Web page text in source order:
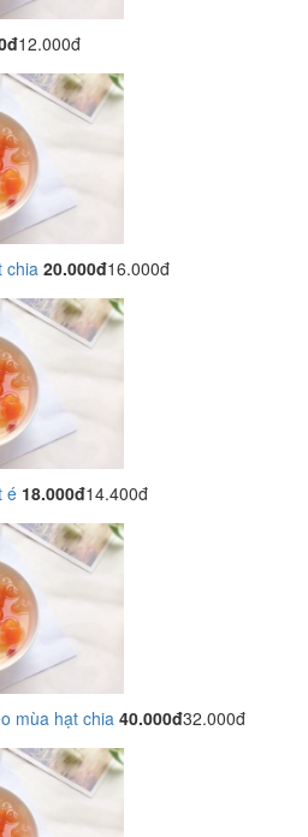
12.000đ
chia 20.000đ16.000đ
é 18.000đ14.400đ
mùa hạt chia 40.000đ32.000đ